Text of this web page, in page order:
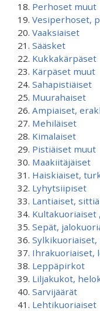
Perhoset muut
Vesiperhoset,
Vaaksiaiset
Sääsket
Kukkakärpäset
Kärpäset muut
Sahapistiäiset
Muurahaiset
Ampiaiset,
Mehiläiset
Kimalaiset
Pistiäiset muut
Maakiitäjäiset
Haiskiaiset,
Lyhytsiipiset
Lantiaiset,
Kultakuoriaiset
Sepät,
Ihrakuoriaiset,
Leppäpirkot
Liljakukot,
Sarvijäärät
Lehtikuoriaiset